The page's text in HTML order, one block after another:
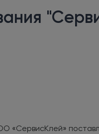
«СервисКлей»